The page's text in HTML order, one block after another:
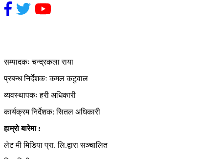
सम्पादकः चन्द्रकला राया
प्रबन्ध निर्देशकः कमल कटुवाल
व्यवस्थापकः हरी अधिकारी
कार्यक्रम निर्देशक: सितल अधिकारी
हाम्रो बारेमा :
लेट मी मिडिया प्रा. लि.द्वारा सञ्चालित